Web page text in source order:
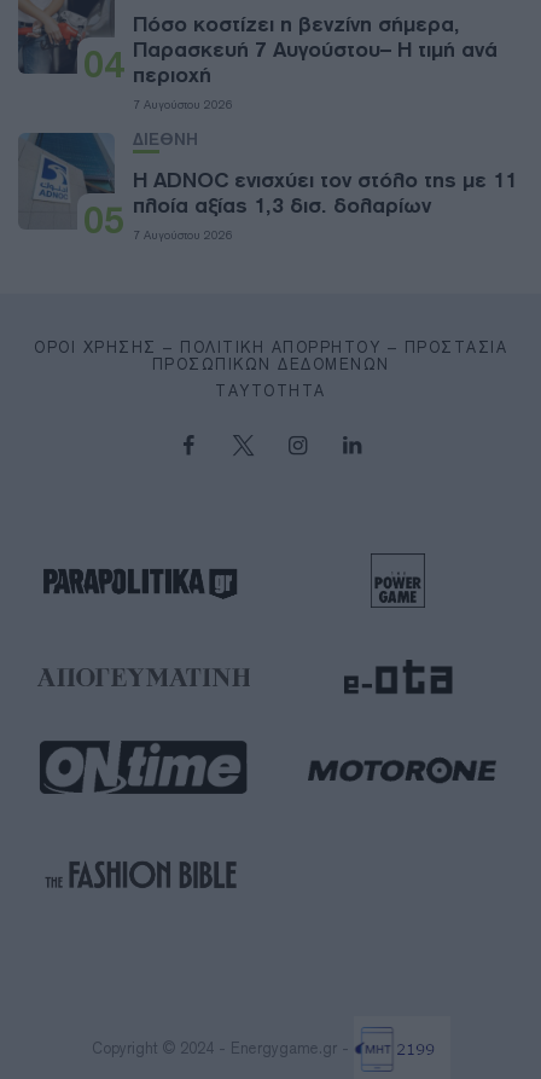
04
Πόσο κοστίζει η βενζίνη σήμερα,
Παρασκευή 7 Αυγούστου– Η τιμή ανά
περιοχή
7 Αυγούστου 2026
05
ΔΙΕΘΝΗ
Η ADNOC ενισχύει τον στόλο της με 11
πλοία αξίας 1,3 δισ. δολαρίων
7 Αυγούστου 2026
ΌΡΟΙ ΧΡΉΣΗΣ – ΠΟΛΙΤΙΚΉ ΑΠΟΡΡΉΤΟΥ – ΠΡΟΣΤΑΣΊΑ
ΠΡΟΣΩΠΙΚΏΝ ΔΕΔΟΜΈΝΩΝ
ΤΑΥΤΌΤΗΤΑ
Copyright © 2024 - Energygame.gr -